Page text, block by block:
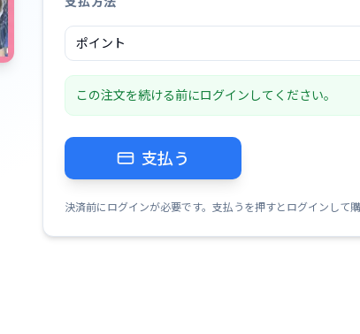
ポイント
この注文を続ける前にログインしてください。
支払う
決済前にログインが必要です。支払うを押すとログインして購